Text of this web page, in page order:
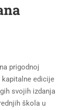
prigodnoj
edicije
svojih izdanja
škola u